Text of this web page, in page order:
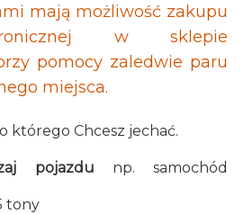
mają możliwość zakupu
w sklepie
pomocy zaledwie paru
miejsca.
którego Chcesz jechać.
pojazdu np. samochód
tony